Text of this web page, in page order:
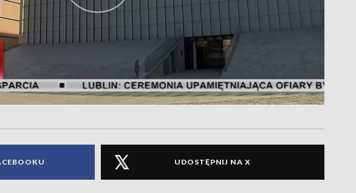
UDOSTĘPNIJ NA X